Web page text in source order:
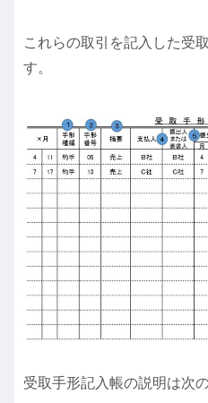
これらの取引を記入した受
す。
受取手形記入帳の説明は次